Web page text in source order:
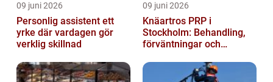
09 juni 2026
Personlig assistent ett
yrke där vardagen gör
verklig skillnad
09 juni 2026
Knäartros PRP i
Stockholm: Behandling,
förväntningar och